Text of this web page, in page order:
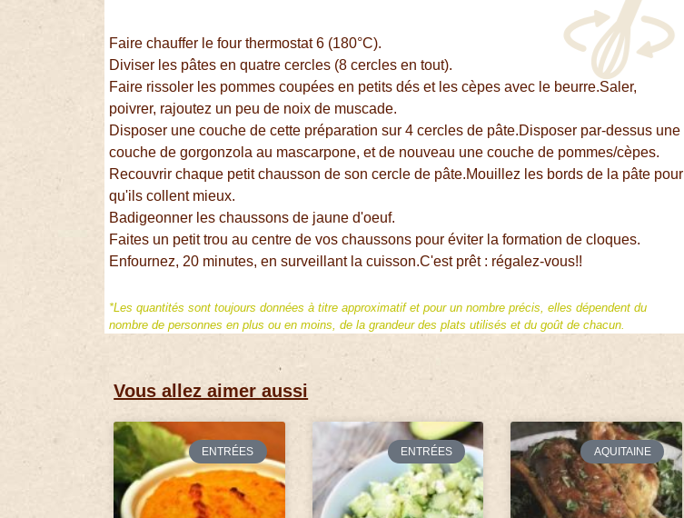
Faire chauffer le four thermostat 6 (180°C).
Diviser les pâtes en quatre cercles (8 cercles en tout).
Faire rissoler les pommes coupées en petits dés et les cèpes avec le beurre.Saler,
poivrer, rajoutez un peu de noix de muscade.
Disposer une couche de cette préparation sur 4 cercles de pâte.Disposer par-dessus une
couche de gorgonzola au mascarpone, et de nouveau une couche de pommes/cèpes.
Recouvrir chaque petit chausson de son cercle de pâte.Mouillez les bords de la pâte pour
qu'ils collent mieux.
Badigeonner les chaussons de jaune d'oeuf.
Faites un petit trou au centre de vos chaussons pour éviter la formation de cloques.
Enfournez, 20 minutes, en surveillant la cuisson.C'est prêt : régalez-vous!!
*Les quantités sont toujours données à titre approximatif et pour un nombre précis, elles dépendent du
nombre de personnes en plus ou en moins, de la grandeur des plats utilisés et du goût de chacun.
Vous allez aimer aussi
ENTRÉES ENTRÉES AQUITAINE